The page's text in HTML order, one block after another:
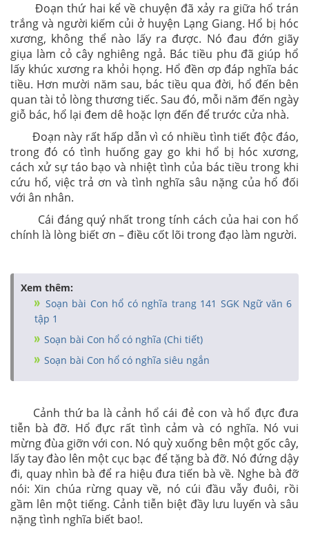
Đoạn thứ hai kể về chuyện đã xảy ra giữa hổ trán
trắng và người kiếm củi ở huyện Lạng Giang. Hổ bị hóc
xương, không thể nào lấy ra được. Nó đau đớn giãy
giụa làm cỏ cây nghiêng ngả. Bác tiều phu đã giúp hổ
lấy khúc xương ra khỏi họng. Hổ đền ơp đáp nghĩa bác
tiều. Hơn mười năm sau, bác tiều qua đời, hổ đến bên
quan tài tỏ lòng thương tiếc. Sau đó, mỗi năm đến ngày
giỗ bác, hổ lại đem dê hoặc lợn đến để trước cửa nhà.
Đoạn này rất hấp dẫn vì có nhiều tình tiết độc đáo,
trong đó có tình huống gay go khi hổ bị hóc xương,
cách xử sự táo bạo và nhiệt tình của bác tiều trong khi
cứu hổ, việc trả ơn và tình nghĩa sâu nặng của hổ đối
với ân nhân.
Cái đáng quý nhất trong tính cách của hai con hổ
chính là lòng biết ơn – điều cốt lõi trong đạo làm người.
Xem thêm:
Soạn bài Con hổ có nghĩa trang 141 SGK Ngữ văn 6
tập 1
Soạn bài Con hổ có nghĩa (Chi tiết)
Soạn bài Con hổ có nghĩa siêu ngắn
Cảnh thứ ba là cảnh hổ cái đẻ con và hổ đực đưa
tiễn bà đỡ. Hổ đực rất tình cảm và có nghĩa. Nó vui
mừng đùa giỡn với con. Nó quỳ xuống bên một gốc cây,
lấy tay đào lên một cục bạc để tặng bà đỡ. Nó đứng dậy
đi, quay nhìn bà để ra hiệu đưa tiến bà về. Nghe bà đỡ
nói: Xin chúa rừng quay về, nó cúi đầu vẫy đuôi, rồi
gầm lên một tiếng. Cảnh tiễn biệt đầy lưu luyến và sâu
nặng tình nghĩa biết bao!.